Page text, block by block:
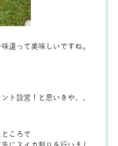
違って美味しいですね。
ト設営！と思いきや、、
ころで